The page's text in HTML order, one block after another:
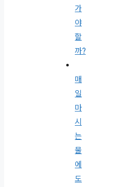
가
야
할
까?
매
일
마
시
는
물
에
도